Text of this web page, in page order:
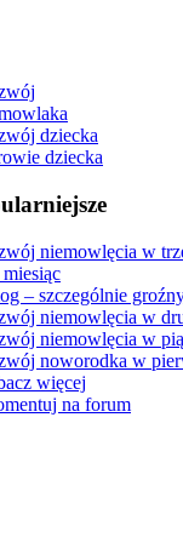
dziecka
dziecka
niemowlęcia w
miesiąc
– szczególnie
niemowlęcia w
niemowlęcia w
noworodka w
więcej
na forum